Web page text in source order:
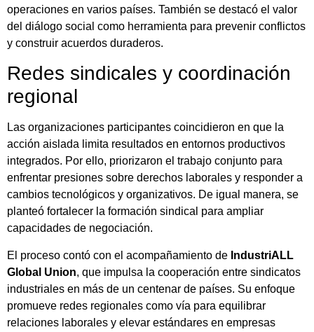
operaciones en varios países. También se destacó el valor
del diálogo social como herramienta para prevenir conflictos
y construir acuerdos duraderos.
Redes sindicales y coordinación
regional
Las organizaciones participantes coincidieron en que la
acción aislada limita resultados en entornos productivos
integrados. Por ello, priorizaron el trabajo conjunto para
enfrentar presiones sobre derechos laborales y responder a
cambios tecnológicos y organizativos. De igual manera, se
planteó fortalecer la formación sindical para ampliar
capacidades de negociación.
El proceso contó con el acompañamiento de IndustriALL
Global Union, que impulsa la cooperación entre sindicatos
industriales en más de un centenar de países. Su enfoque
promueve redes regionales como vía para equilibrar
relaciones laborales y elevar estándares en empresas